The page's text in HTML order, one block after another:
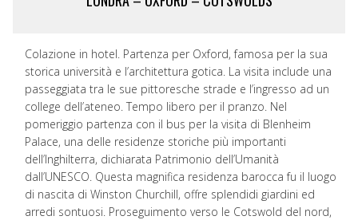
Colazione in hotel. Partenza per Oxford, famosa per la sua
storica università e l’architettura gotica. La visita include una
passeggiata tra le sue pittoresche strade e l’ingresso ad un
college dell’ateneo. Tempo libero per il pranzo. Nel
pomeriggio partenza con il bus per la visita di Blenheim
Palace, una delle residenze storiche più importanti
dell’Inghilterra, dichiarata Patrimonio dell’Umanità
dall’UNESCO. Questa magnifica residenza barocca fu il luogo
di nascita di Winston Churchill, offre splendidi giardini ed
arredi sontuosi. Proseguimento verso le Cotswold del nord,